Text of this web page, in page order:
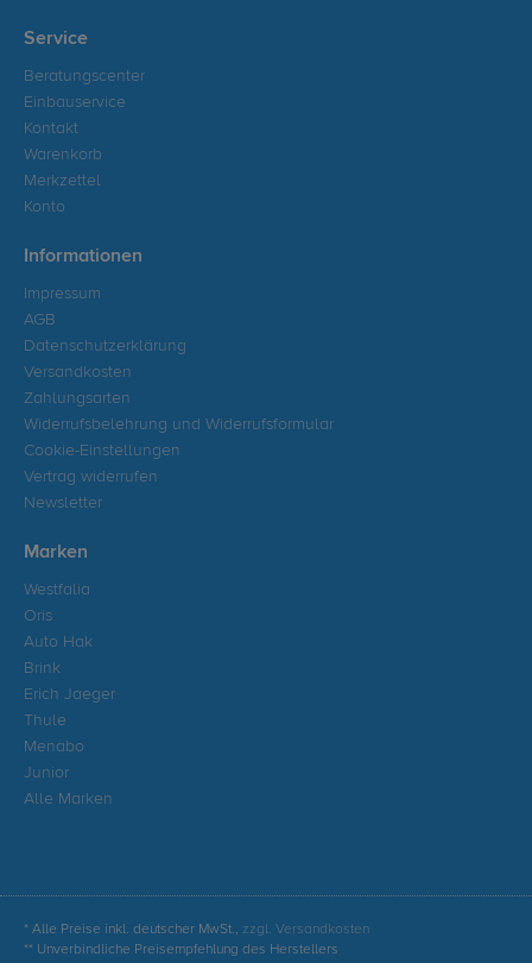
Service
Beratungscenter
Einbauservice
Kontakt
Warenkorb
Merkzettel
Konto
Informationen
Impressum
AGB
Datenschutzerklärung
Versandkosten
Zahlungsarten
Widerrufsbelehrung und Widerrufsformular
Cookie-Einstellungen
Vertrag widerrufen
Newsletter
Marken
Westfalia
Oris
Auto Hak
Brink
Erich Jaeger
Thule
Menabo
Junior
Alle Marken
* Alle Preise inkl. deutscher MwSt., zzgl. Versandkosten
** Unverbindliche Preisempfehlung des Herstellers